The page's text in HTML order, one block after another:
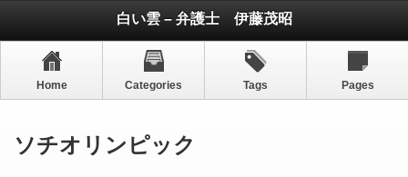
白い雲 – 弁護士 伊藤茂昭
Home Categories Tags Pages
ソチオリンピック